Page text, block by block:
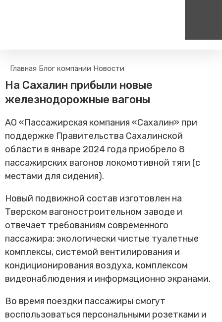
Пассажирам
Поиск по расписанию
Способы оплаты проезда
Камеры хранения
Правила
Маломобильным
пассажирам
Трансфер пассажиров
на сайт
Организованные туры
Единый номер вызова экстренных служб
112
Главная Блог компании Новости
На Сахалин прибыли новые
железнодорожные вагоны
АО «Пассажирская компания «Сахалин» при
поддержке Правительства Сахалинской
области в январе 2024 года приобрело 8
пассажирских вагонов локомотивной тяги (с
местами для сидения).
Новый подвижной состав изготовлен на
Тверском вагоностроительном заводе и
отвечает требованиям современного
пассажира: экологически чистые туалетные
комплексы, системой вентилирования и
кондиционирования воздуха, комплексом
видеонаблюдения и информационно экранами.
Во время поездки пассажиры смогут
воспользоваться персональными розетками и